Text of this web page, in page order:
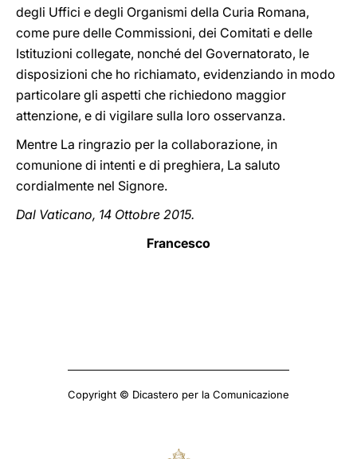
degli Uffici e degli Organismi della Curia Romana,
come pure delle Commissioni, dei Comitati e delle
Istituzioni collegate, nonché del Governatorato, le
disposizioni che ho richiamato, evidenziando in modo
particolare gli aspetti che richiedono maggior
attenzione, e di vigilare sulla loro osservanza.
Mentre La ringrazio per la collaborazione, in
comunione di intenti e di preghiera, La saluto
cordialmente nel Signore.
Dal Vaticano, 14 Ottobre 2015.
Francesco
Copyright © Dicastero per la Comunicazione